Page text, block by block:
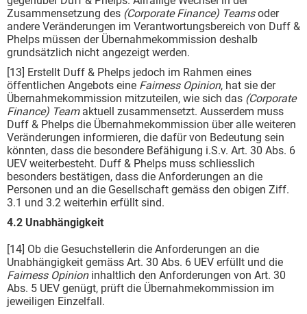
Zusammensetzung des (Corporate Finance) Teamsoder
andere Veränderungen im Verantwortungsbereich von Duff &
Phelps müssen der Übernahmekommission deshalb
grundsätzlich nicht angezeigt werden.
[13] Erstellt Duff & Phelps jedoch im Rahmen eines
öffentlichen Angebots eine Fairness Opinion, hat sie der
Übernahmekommission mitzuteilen, wie sich das (Corporate
Finance) Teamaktuell zusammensetzt. Ausserdem muss
Duff & Phelps die Übernahmekommission über alle weiteren
Veränderungen informieren, die dafür von Bedeutung sein
könnten, dass die besondere Befähigung i.S.v. Art. 30 Abs. 6
UEV weiterbesteht. Duff & Phelps muss schliesslich
besonders bestätigen, dass die Anforderungen an die
Personen und an die Gesellschaft gemäss den obigen Ziff.
3.1 und 3.2 weiterhin erfüllt sind.
4.2 Unabhängigkeit
[14] Ob die Gesuchstellerin die Anforderungen an die
Unabhängigkeit gemäss Art. 30 Abs. 6 UEV erfüllt und die
Fairness Opinioninhaltlich den Anforderungen von Art. 30
Abs. 5 UEV genügt, prüft die Übernahmekommission im
jeweiligen Einzelfall.